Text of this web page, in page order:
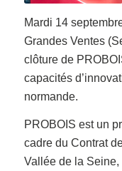
Mardi 14
Grandes Ventes
clôture de
capacités
normande.
PROBOIS est un
cadre du Contrat
Vallée de la